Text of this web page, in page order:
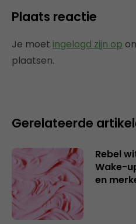
Plaats reactie
Je moet ingelogd zijn op
plaatsen.
Gerelateerde
Rebel
Wake-
en